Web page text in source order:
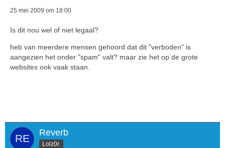
25 mei 2009 om 18:00
Is dit nou wel of niet legaal?
heb van meerdere mensen gehoord dat dit "verboden" is
aangezien het onder "spam" valt? maar zie het op de grote
websites ook vaak staan.
Reverb
Lolz0r.